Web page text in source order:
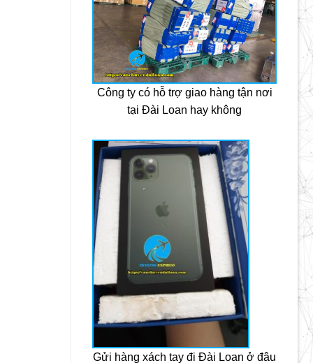
Công ty có hỗ trợ giao hàng tận nơi
tại Đài Loan hay không
Gửi hàng xách tay đi Đài Loan ở đâu